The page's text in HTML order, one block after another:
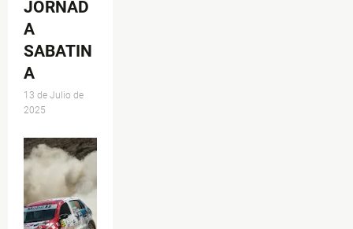
JORNAD
A
SABATIN
A
13 de Julio de
2025